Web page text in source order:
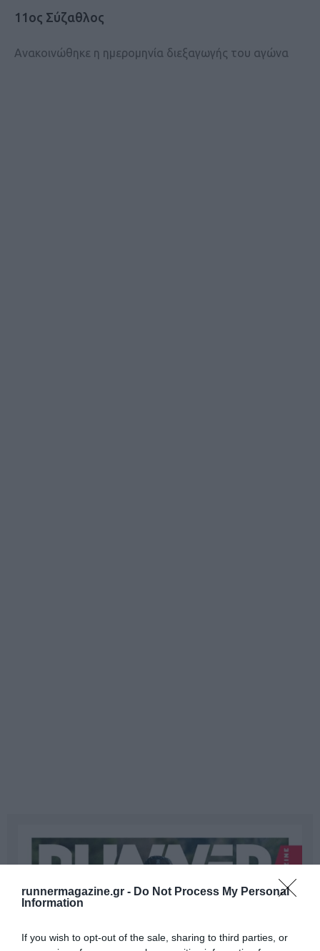
runnermagazine.gr - Do Not Process My Personal
Information
If you wish to opt-out of the sale, sharing to third parties, or
11ος Σύζαθλος
Ανακοινώθηκε η ημερομηνία διεξαγωγής του αγώνα